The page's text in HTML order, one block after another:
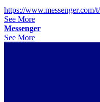
https://www.messenger.com/
See More
Messenger
See More